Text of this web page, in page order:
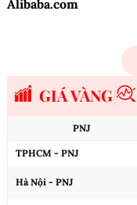
Alibaba.com
GIÁ VÀNG
PNJ
TPHCM - PNJ
Hà Nội - PNJ